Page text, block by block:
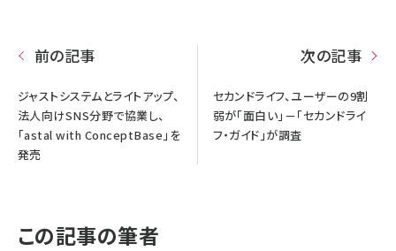
前の記事
ジャストシステムとライトアップ、
法人向けSNS分野で協業し、
「astal with ConceptBase」を
発売
次の記事
セカンドライフ、ユーザーの9割
弱が「面白い」－「セカンドライ
フ・ガイド」が調査
この記事の筆者